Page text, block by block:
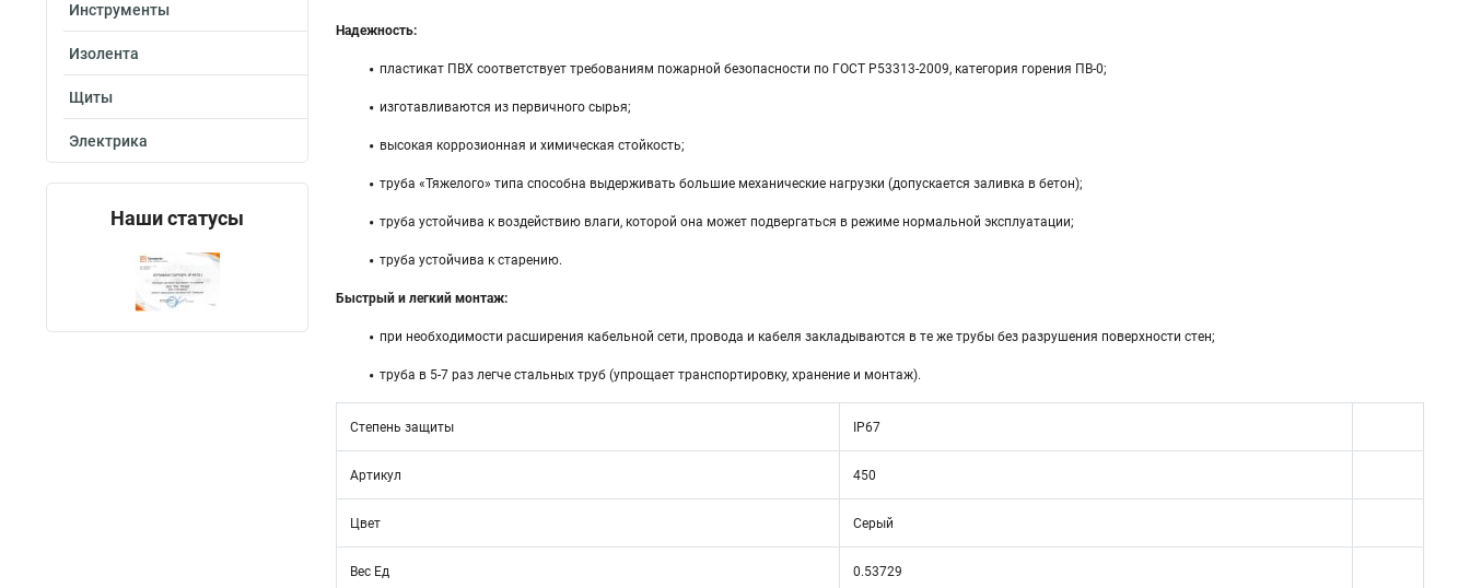
Инструменты
Изолента
Щиты
Электрика
Наши статусы
Надежность:
пластикат ПВХ соответствует требованиям пожарной безопасности по ГОСТ Р53313-2009, категория горения ПВ-0;
изготавливаются из первичного сырья;
высокая коррозионная и химическая стойкость;
труба «Тяжелого» типа способна выдерживать большие механические нагрузки (допускается заливка в бетон);
труба устойчива к воздействию влаги, которой она может подвергаться в режиме нормальной эксплуатации;
труба устойчива к старению.
Быстрый и легкий монтаж:
при необходимости расширения кабельной сети, провода и кабеля закладываются в те же трубы без разрушения поверхности стен;
труба в 5-7 раз легче стальных труб (упрощает транспортировку, хранение и монтаж).
Степень защиты IP67
Артикул 450
Цвет Серый
Вес Ед 0.53729